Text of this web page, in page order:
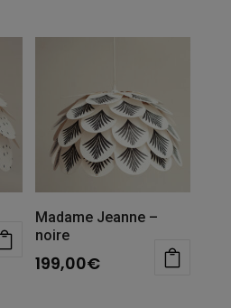
Madame Jeanne –
noire
199,00€